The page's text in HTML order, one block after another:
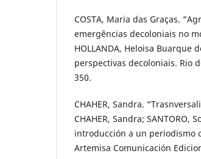
COSTA, Maria das Graças.
emergências decoloniais no
HOLLANDA, Heloisa Buarque
perspectivas decoloniais. Rio
350.
CHAHER, Sandra.
CHAHER, Sandra; SANTORO,
introducción a un periodismo
Artemisa Comunicación